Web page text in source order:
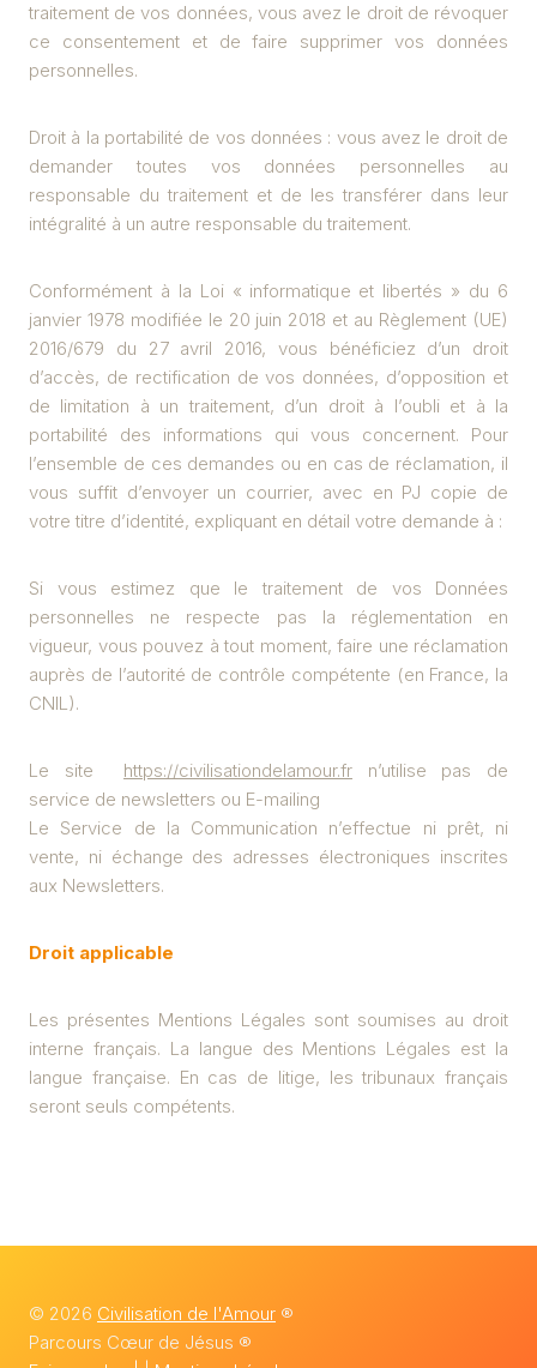
traitement de vos données, vous avez le droit de révoquer
ce consentement et de faire supprimer vos données
personnelles.
Droit à la portabilité de vos données : vous avez le droit de
demander toutes vos données personnelles au
responsable du traitement et de les transférer dans leur
intégralité à un autre responsable du traitement.
Conformément à la Loi « informatique et libertés » du 6
janvier 1978 modifiée le 20 juin 2018 et au Règlement (UE)
2016/679 du 27 avril 2016, vous bénéficiez d’un droit
d’accès, de rectification de vos données, d’opposition et
de limitation à un traitement, d’un droit à l’oubli et à la
portabilité des informations qui vous concernent. Pour
l’ensemble de ces demandes ou en cas de réclamation, il
vous suffit d’envoyer un courrier, avec en PJ copie de
votre titre d’identité, expliquant en détail votre demande à :
Si vous estimez que le traitement de vos Données
personnelles ne respecte pas la réglementation en
vigueur, vous pouvez à tout moment, faire une réclamation
auprès de l’autorité de contrôle compétente (en France, la
CNIL).
Le site https://civilisationdelamour.fr n’utilise pas de
service de newsletters ou E-mailing
Le Service de la Communication n’effectue ni prêt, ni
vente, ni échange des adresses électroniques inscrites
aux Newsletters.
Droit applicable
Les présentes Mentions Légales sont soumises au droit
interne français. La langue des Mentions Légales est la
langue française. En cas de litige, les tribunaux français
seront seuls compétents.
© 2026 Civilisation de l'Amour ®
Parcours Cœur de Jésus ®